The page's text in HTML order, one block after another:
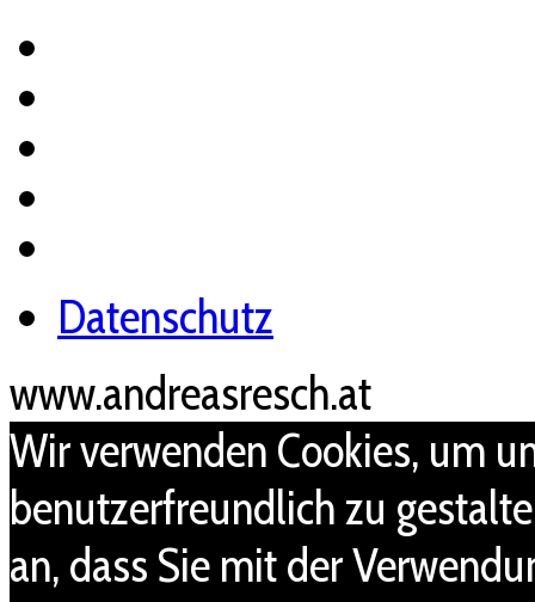
Datenschutz
www.andreasresch.at
Wir verwenden Cookies, um
benutzerfreundlich zu
an, dass Sie mit der